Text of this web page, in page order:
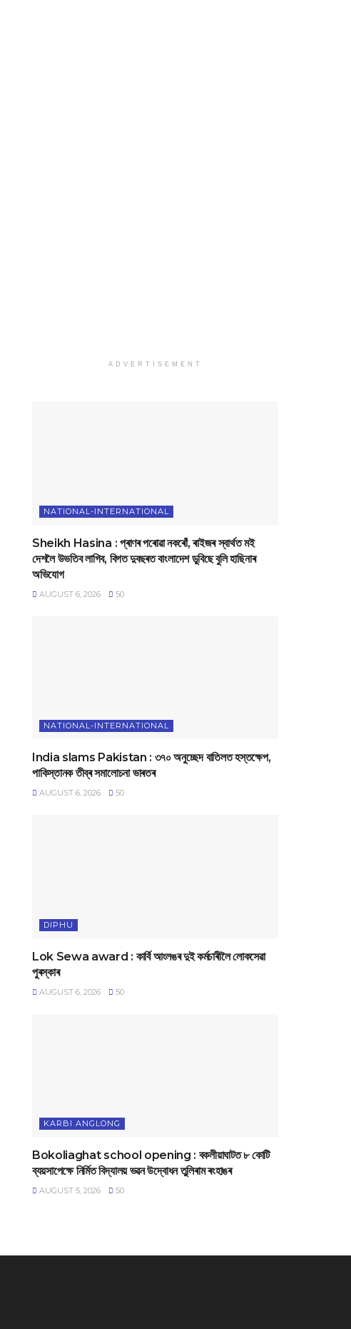
ADVERTISEMENT
NATIONAL-INTERNATIONAL
Sheikh Hasina : প্ৰাণৰ পৰোৱা নকৰোঁ, ৰাইজৰ স্বাৰ্থত মই
দেশলৈ উভতিব লাগিব, বিগত দুবছৰত বাংলাদেশ ডুবিছে বুলি হাছিনাৰ
অভিযোগ
AUGUST 6, 2026 50
NATIONAL-INTERNATIONAL
India slams Pakistan : ৩৭০ অনুচ্ছেদ বাতিলত হস্তক্ষেপ,
পাকিস্তানক তীব্ৰ সমালোচনা ভাৰতৰ
AUGUST 6, 2026 50
DIPHU
Lok Sewa award : কাৰ্বি আংলঙৰ দুই কৰ্মচাৰীলৈ লোকসেৱা
পুৰস্কাৰ
AUGUST 6, 2026 50
KARBI ANGLONG
Bokoliaghat school opening : বকলীয়াঘাটত ৮ কোটি
ব্যয়সাপেক্ষে নির্মিত বিদ্যালয় ভৱন উদ্বোধন তুলিৰাম ৰংহাঙৰ
AUGUST 5, 2026 50